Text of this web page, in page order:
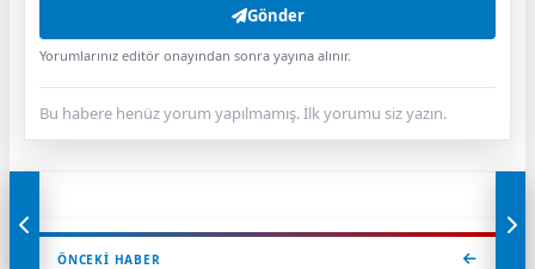
Gönder
Yorumlarınız editör onayından sonra yayına alınır.
Bu habere henüz yorum yapılmamış. İlk yorumu siz yazın.
ÖNCEKI HABER